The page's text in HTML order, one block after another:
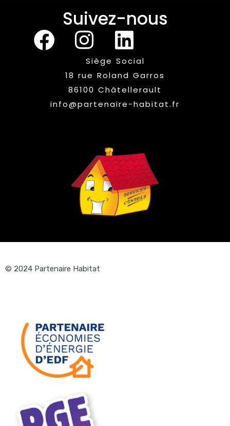
Suivez-nous
Siège Social
18 rue Roland Garros
86100 Châtellerault
info@partenaire-habitat.fr
© 2024 Partenaire Habitat